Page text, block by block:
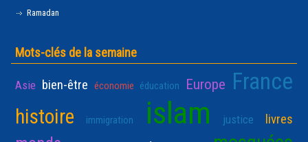
Ramadan
Mots-clés de la semaine
Asie bien-être économie éducation Europe France
histoire immigration islam justice livres